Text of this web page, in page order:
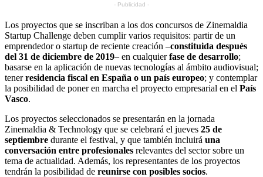
- Publicidad -
Los proyectos que se inscriban a los dos concursos de Zinemaldia
Startup Challenge deben cumplir varios requisitos: partir de un
emprendedor o startup de reciente creación –constituida después
del 31 de diciembre de 2019– en cualquierfase de desarrollo;
basarse en la aplicación de nuevas tecnologías al ámbito audiovisual;
tenerresidencia fiscal en España o un país europeo; y contemplar
la posibilidad de poner en marcha el proyecto empresarial en el País
Vasco.
Los proyectos seleccionados se presentarán en la jornada
Zinemaldia & Technology que se celebrará el jueves 25 de
septiembre durante el festival, y que también incluirá una
conversación entre profesionales relevantes del sector sobre un
tema de actualidad. Además, los representantes de los proyectos
tendrán la posibilidad de reunirse con posibles socios.